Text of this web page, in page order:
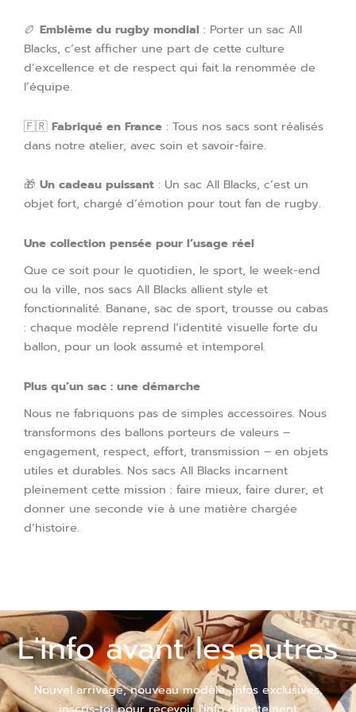
🏉 Emblème du rugby mondial : Porter un sac All
Blacks, c’est afficher une part de cette culture
d’excellence et de respect qui fait la renommée de
l’équipe.
🇫🇷 Fabriqué en France : Tous nos sacs sont réalisés
dans notre atelier, avec soin et savoir-faire.
🎁 Un cadeau puissant : Un sac All Blacks, c’est un
objet fort, chargé d’émotion pour tout fan de rugby.
Une collection pensée pour l’usage réel
Que ce soit pour le quotidien, le sport, le week-end
ou la ville, nos sacs All Blacks allient style et
fonctionnalité. Banane, sac de sport, trousse ou cabas
: chaque modèle reprend l’identité visuelle forte du
ballon, pour un look assumé et intemporel.
Plus qu’un sac : une démarche
Nous ne fabriquons pas de simples accessoires. Nous
transformons des ballons porteurs de valeurs –
engagement, respect, effort, transmission – en objets
utiles et durables. Nos sacs All Blacks incarnent
pleinement cette mission : faire mieux, faire durer, et
donner une seconde vie à une matière chargée
d’histoire.
L'info avant les autres
Nouvel arrivage, nouveau modèle, infos exclusives,